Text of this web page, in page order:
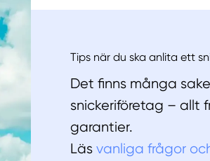
Tips när du ska anlita ett
Det finns många
snickeriföretag – allt
garantier.
Läs vanliga frågor